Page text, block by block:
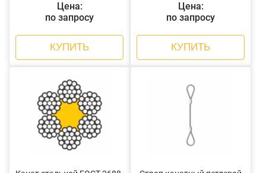
Цена:
по запросу
КУПИТЬ
Цена:
по запросу
КУПИТЬ